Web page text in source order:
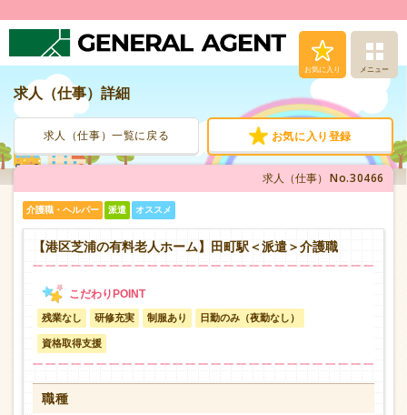
お気に入り メニュー
人材派遣サービス
転職支援サービス
登録から就業まで
求人（仕事）詳細
求人（仕事）一覧に戻る お気に入り登録
求人（仕事） No.30466
介護職・ヘルパー 派遣 オススメ
【港区芝浦の有料老人ホーム】田町駅＜派遣＞介護職
残業なし 研修充実 制服あり 日勤のみ（夜勤なし）
資格取得支援
職種